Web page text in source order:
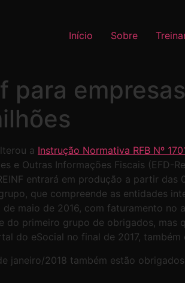
Início Sobre
para
a Instrução Normativa RFB Nº
e Outras Informações Fiscais (EFD-
entrará em produção a partir das
que compreende as entidades
maio de 2016, com faturamento no
primeiro grupo de obrigados, mas
do eSocial no final de 2017, também
2018 também estão